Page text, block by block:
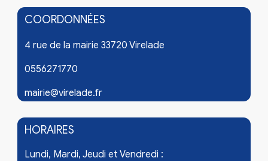
COORDONNÉES
4 rue de la mairie 33720 Virelade
0556271770
mairie@virelade.fr
HORAIRES
Lundi, Mardi, Jeudi et Vendredi :